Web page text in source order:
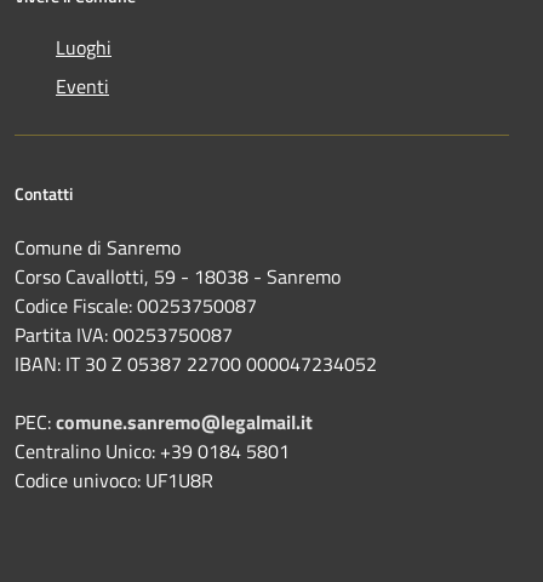
Luoghi
Eventi
Contatti
Comune di Sanremo
Corso Cavallotti, 59 - 18038 - Sanremo
Codice Fiscale: 00253750087
Partita IVA: 00253750087
IBAN: IT 30 Z 05387 22700 000047234052
PEC:comune.sanremo@legalmail.it
Centralino Unico: +39 0184 5801
Codice univoco: UF1U8R